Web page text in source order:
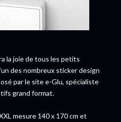
la joie de tous les petits
des nombreux sticker design
par le site e-Glu, spécialiste
grand format.
mesure 140 x 170 cm et